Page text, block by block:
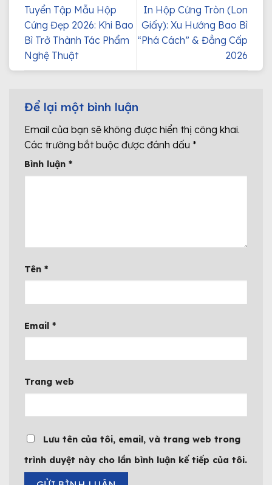
Tuyển Tập Mẫu Hộp
Cứng Đẹp 2026: Khi Bao
Bì Trở Thành Tác Phẩm
Nghệ Thuật
In Hộp Cứng Tròn (Lon
Giấy): Xu Hướng Bao Bì
“Phá Cách” & Đẳng Cấp
2026
Để lại một bình luận
Email của bạn sẽ không được hiển thị công khai.
Các trường bắt buộc được đánh dấu *
Bình luận *
Tên *
Email *
Trang web
Lưu tên của tôi, email, và trang web trong
trình duyệt này cho lần bình luận kế tiếp của tôi.